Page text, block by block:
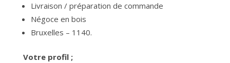
Livraison / préparation de commande
Négoce en bois
Bruxelles – 1140.
Votre profil ;